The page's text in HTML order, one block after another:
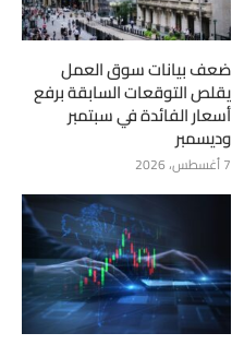
ضعف بيانات سوق العمل
يقلص التوقعات السابقة برفع
أسعار الفائدة في سبتمبر
وديسمبر
7 أغسطس، 2026